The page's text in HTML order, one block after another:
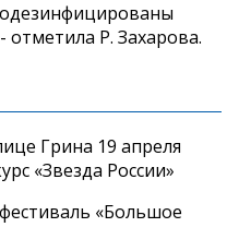
Р. Захарова.
Грина 19 апреля
«Звезда России»
«Большое